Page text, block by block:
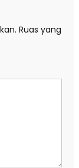
Ruas yang